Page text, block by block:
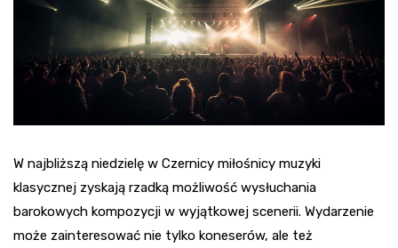
W najbliższą niedzielę w Czernicy miłośnicy muzyki
klasycznej zyskają rzadką możliwość wysłuchania
barokowych kompozycji w wyjątkowej scenerii. Wydarzenie
może zainteresować nie tylko koneserów, ale też